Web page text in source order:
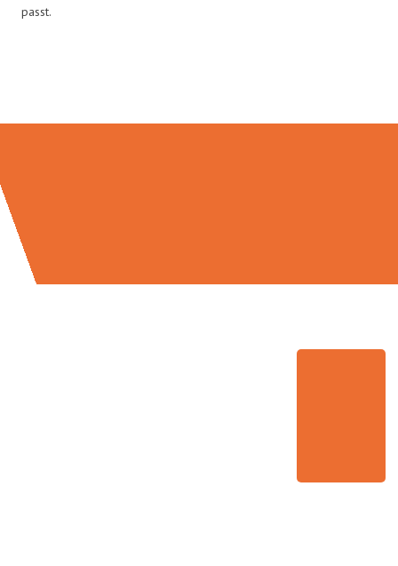
passt.